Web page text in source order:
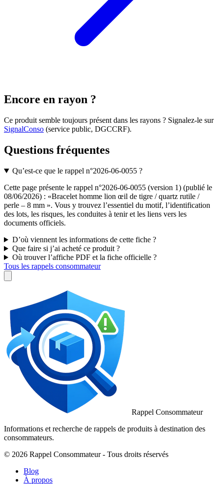
Encore en rayon ?
Ce produit semble toujours présent dans les rayons ? Signalez-le sur
SignalConso (service public, DGCCRF).
Questions fréquentes
Qu’est-ce que le rappel n°2026-06-0055 ?
Cette page présente le rappel n°2026-06-0055 (version 1) (publié le
08/06/2026) : «Bracelet homme lion œil de tigre / quartz rutile /
perle – 8 mm ». Vous y trouvez l’essentiel du motif, l’identification
des lots, les risques, les conduites à tenir et les liens vers les
documents officiels.
D’où viennent les informations de cette fiche ?
Que faire si j’ai acheté ce produit ?
Où trouver l’affiche PDF et la fiche officielle ?
Tous les rappels consommateur
Rappel Consommateur
Informations et recherche de rappels de produits à destination des
consommateurs.
© 2026 Rappel Consommateur - Tous droits réservés
Blog
À propos